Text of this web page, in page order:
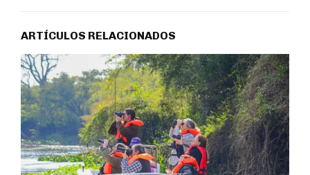
ARTÍCULOS RELACIONADOS